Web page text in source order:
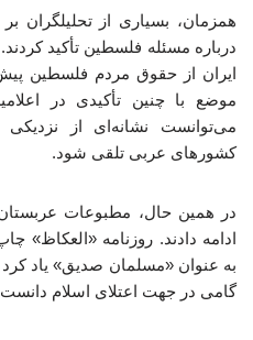
همزمان، بسیاری از
درباره مسئله فلسطین تأکید
ایران از حقوق مردم فلسطین
موضع با چنین تأکیدی در
می‌توانست نشانه‌ای از نزدیکی
کشورهای عربی تلقی شود.
در همین حال، مطبوعات
ادامه دادند. روزنامه «العکاظ»
به عنوان «مسلمان صدیق» یاد
گامی در جهت اعتلای اسلام